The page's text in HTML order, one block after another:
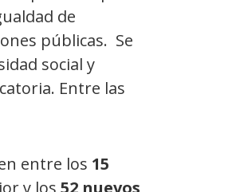
de
públicas. Se
social y
Entre las
entre los 15
y los 52 nuevos